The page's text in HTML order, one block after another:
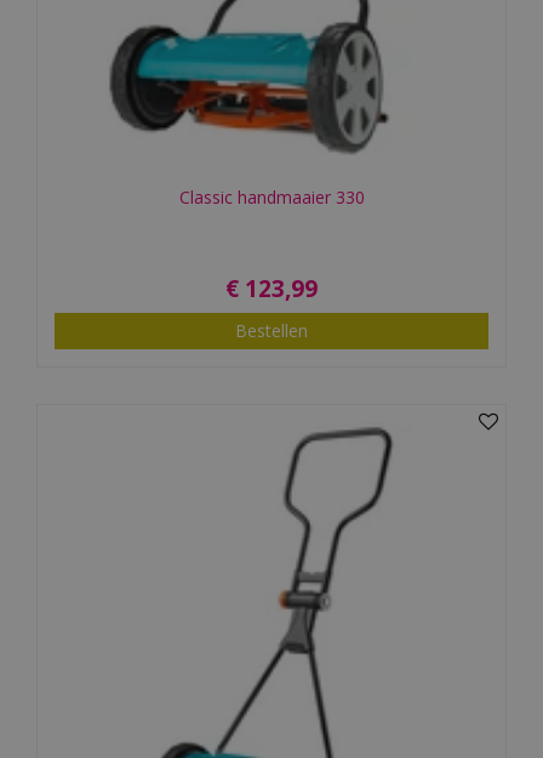
Classic handmaaier 330
€ 123,99
Bestellen